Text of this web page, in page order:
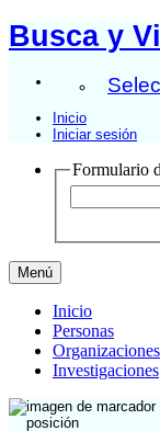
Busca y
Inicio
Iniciar sesión
Formulario
Menú
Inicio
Personas
Organizaciones
Investigaciones